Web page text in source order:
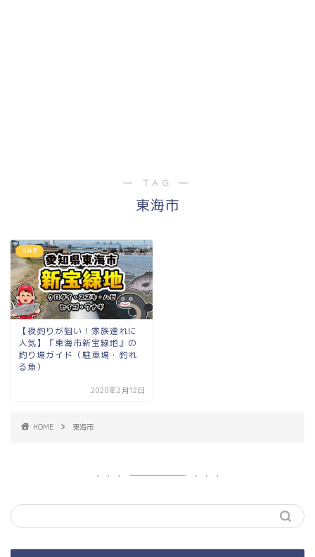
― TAG ―
東海市
うなぎ
【夜釣りが狙い！家族連れに
人気】『東海市新宝緑地』の
釣り場ガイド（駐車場・釣れ
る魚）
2020年2月12日
HOME 東海市